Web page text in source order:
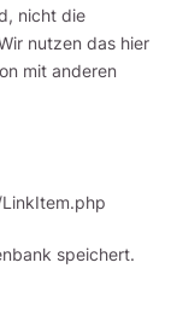
nicht die
nutzen das hier
mit anderen
speichert.